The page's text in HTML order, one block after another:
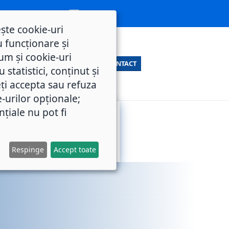
CONTACT
cookie-uri
funcționare și
și cookie-uri
statistici, conținut și
accepta sau refuza
urilor opționale;
nu pot fi
Respinge Accept toate